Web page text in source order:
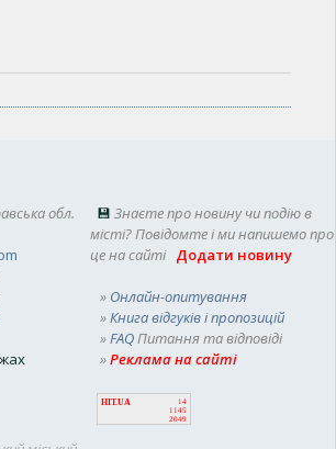
обл.
💾 Знаєте про новину чи подію в
місті? Повідомте і ми напишемо про
це на сайті Додати новину
» Онлайн-опитування
» Книга відгуків і пропозицій
» FAQ Питання та відповіді
»Реклама на сайті
HIT.UA
14
1145
2049